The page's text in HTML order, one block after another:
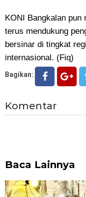
KONI Bangkalan pun
terus mendukung
bersinar di tingkat
internasional. (Fiq)
Bagikan:
Komentar
Baca Lainnya